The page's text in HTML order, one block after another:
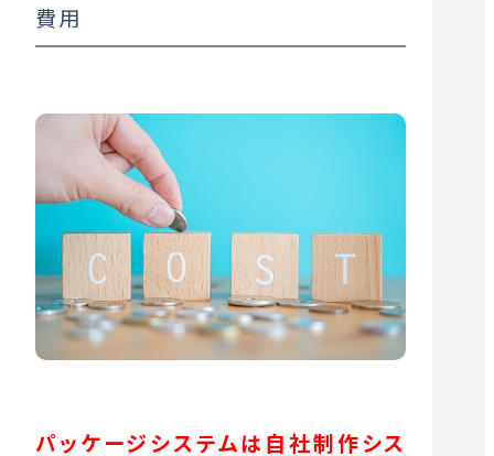
費用
パッケージシステムは自社制作シス